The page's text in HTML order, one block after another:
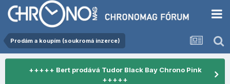
Prodám a koupím (soukromá inzerce)
+++++ Bert prodává Tudor Black Bay Chrono Pink
+++++